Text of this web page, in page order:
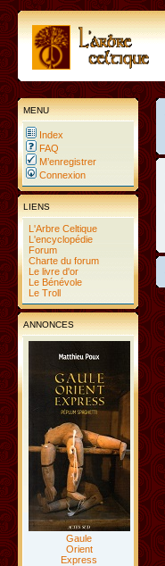
MENU
Index
FAQ
M’enregistrer
Connexion
LIENS
L'Arbre Celtique
L'encyclopédie
Forum
Charte du forum
Le livre d'or
Le Bénévole
Le Troll
ANNONCES
Gaule
Orient
Express